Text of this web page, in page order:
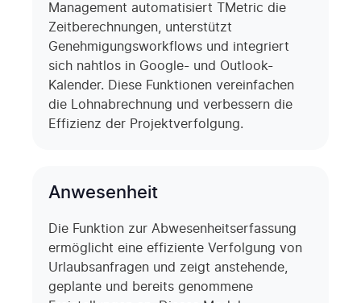
Management automatisiert TMetric die
Zeitberechnungen, unterstützt
Genehmigungsworkflows und integriert
sich nahtlos in Google- und Outlook-
Kalender. Diese Funktionen vereinfachen
die Lohnabrechnung und verbessern die
Effizienz der Projektverfolgung.
Anwesenheit
Die Funktion zur Abwesenheitserfassung
ermöglicht eine effiziente Verfolgung von
Urlaubsanfragen und zeigt anstehende,
geplante und bereits genommene